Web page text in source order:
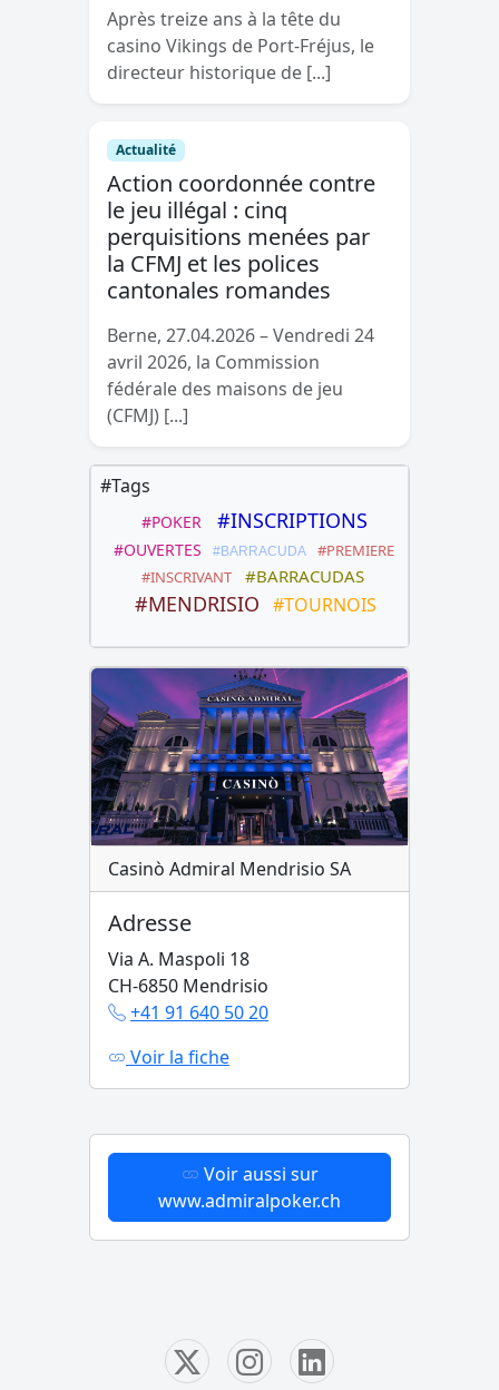
Après treize ans à la tête du
casino Vikings de Port-Fréjus, le
directeur historique de [...]
Actualité
Action coordonnée contre
le jeu illégal : cinq
perquisitions menées par
la CFMJ et les polices
cantonales romandes
Berne, 27.04.2026 – Vendredi 24
avril 2026, la Commission
fédérale des maisons de jeu
(CFMJ) [...]
#Tags
#POKER #INSCRIPTIONS
#OUVERTES #BARRACUDA
#PREMIERE
#INSCRIVANT
#BARRACUDAS
#MENDRISIO #TOURNOIS
Casinò Admiral Mendrisio SA
Adresse
Via A. Maspoli 18
CH-6850 Mendrisio
+41 91 640 50 20
Voir la fiche
Voir aussi sur
www.admiralpoker.ch